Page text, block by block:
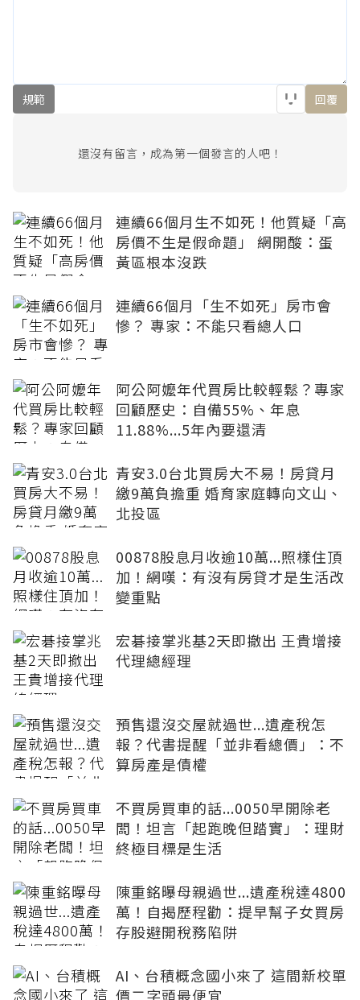
規範 回覆
還沒有留言，成為第一個發言的人吧！
連續66個月生不如死！他質疑「高
房價不生是假命題」 網開酸：蛋
黃區根本沒跌
連續66個月「生不如死」房市會
慘？ 專家：不能只看總人口
阿公阿嬤年代買房比較輕鬆？專家
回顧歷史：自備55%、年息
11.88%...5年內要還清
青安3.0台北買房大不易！房貸月
繳9萬負擔重 婚育家庭轉向文山、
北投區
00878股息月收逾10萬...照樣住頂
加！網嘆：有沒有房貸才是生活改
變重點
宏碁接掌兆基2天即撤出 王貴增接
代理總經理
預售還沒交屋就過世...遺產稅怎
報？代書提醒「並非看總價」：不
算房產是債權
不買房買車的話...0050早開除老
闆！坦言「起跑晚但踏實」：理財
終極目標是生活
陳重銘曝母親過世...遺產稅達4800
萬！自揭歷程勸：提早幫子女買房
存股避開稅務陷阱
AI、台積概念國小來了 這間新校單
價二字頭最便宜